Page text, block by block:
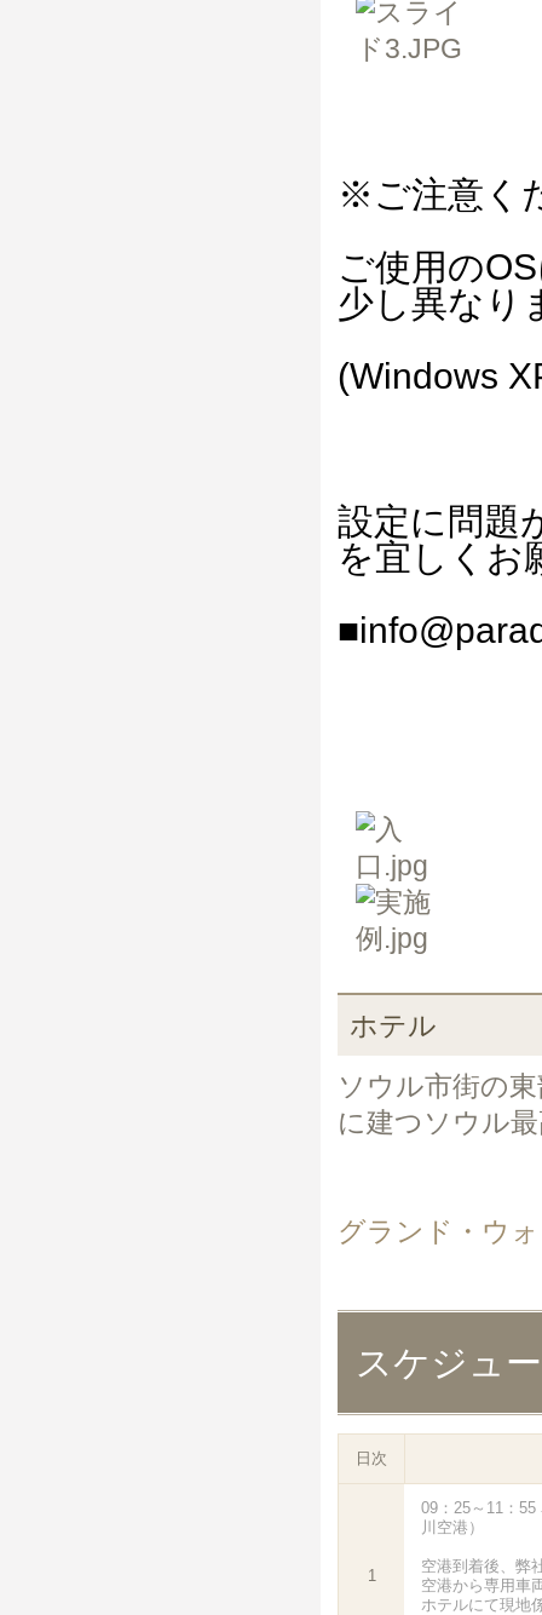
※ご注意く
ご使用の
少し異なり
(Windows
設定に問題
を宜しくお
ホテル
ソウル市街の
に建つソウル
グランド・ウ
スケジュ
日次
1
09：25～11：
川空港）
空港到着後、弊
空港から専用車
ホテルにて現地